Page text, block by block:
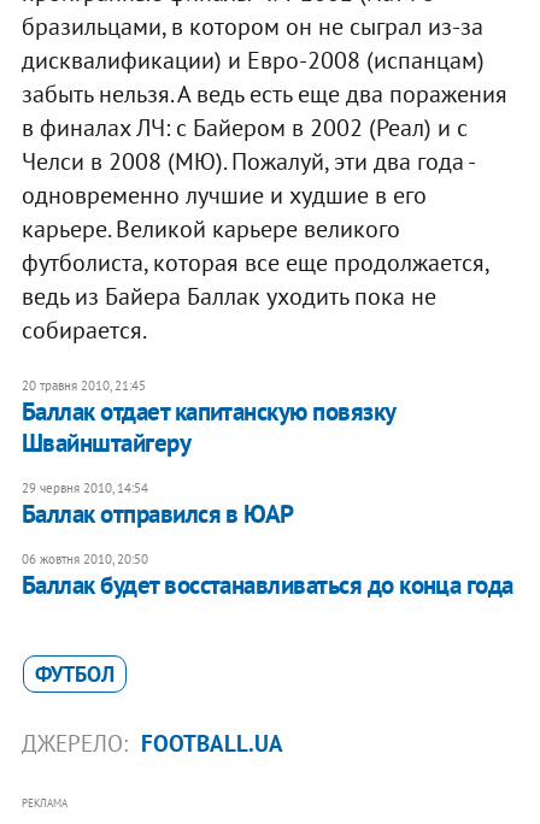
бразильцами, в котором он не сыграл из-за
дисквалификации) и Евро-2008 (испанцам)
забыть нельзя. А ведь есть еще два поражения
в финалах ЛЧ: с Байером в 2002 (Реал) и с
Челси в 2008 (МЮ). Пожалуй, эти два года -
одновременно лучшие и худшие в его
карьере. Великой карьере великого
футболиста, которая все еще продолжается,
ведь из Байера Баллак уходить пока не
собирается.
20 травня 2010, 21:45
Баллак отдает капитанскую повязку
Швайнштайгеру
29 червня 2010, 14:54
Баллак отправился в ЮАР
06 жовтня 2010, 20:50
Баллак будет восстанавливаться до конца года
ФУТБОЛ
ДЖЕРЕЛО: FOOTBALL.UA
РЕКЛАМА